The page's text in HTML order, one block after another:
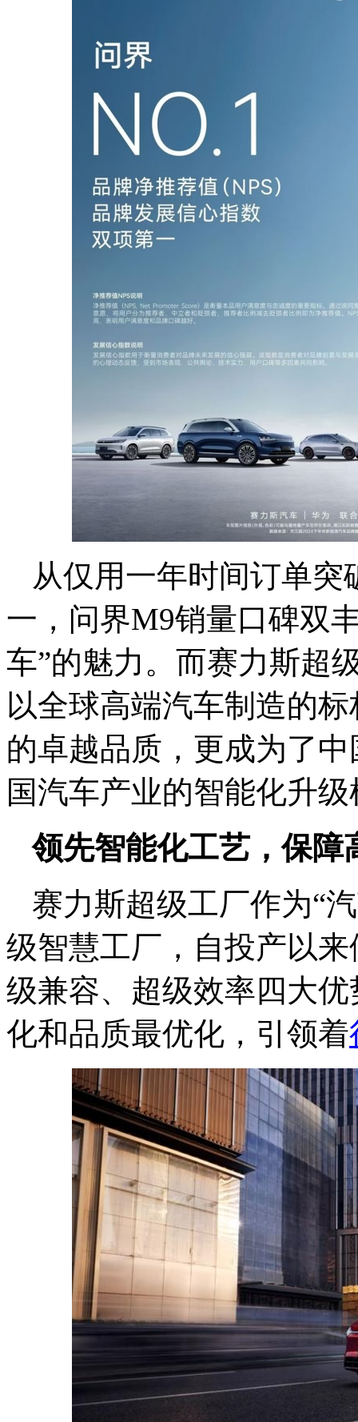
从仅用一年时间订单
一，问界M9销量口碑双
车”的魅力。而赛力斯超
以全球高端汽车制造的
的卓越品质，更成为了
国汽车产业的智能化升
领先智能化工艺，保障
赛力斯超级工厂作为“
级智慧工厂，自投产以
级兼容、超级效率四大
化和品质最优化，引领着